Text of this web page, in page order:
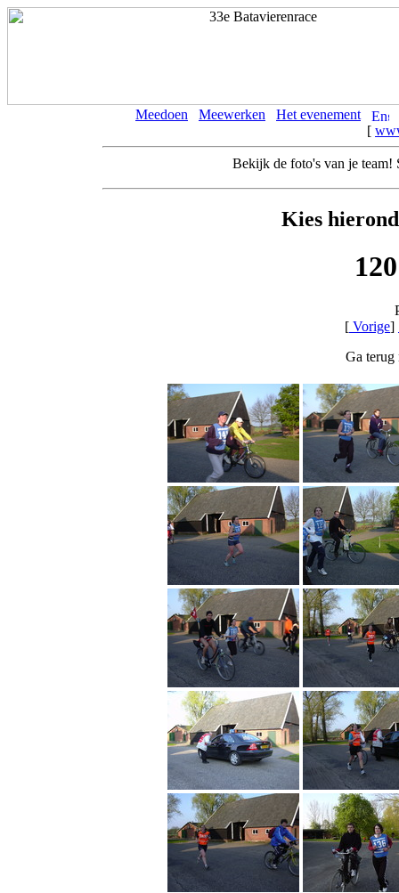
Meedoen Meewerken
Het evenement
[
Bekijk de foto's van je team!
Kies
[ Vorige]
Ga terug